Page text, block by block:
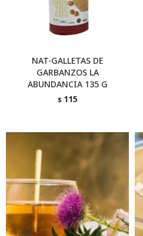
NAT-GALLETAS DE
GARBANZOS LA
ABUNDANCIA 135 G
$ 115